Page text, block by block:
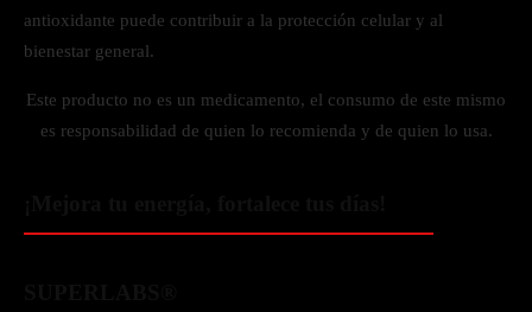
antioxidante puede contribuir a la protección celular y al
bienestar general.
Este producto no es un medicamento, el consumo de este mismo
es responsabilidad de quien lo recomienda y de quien lo usa.